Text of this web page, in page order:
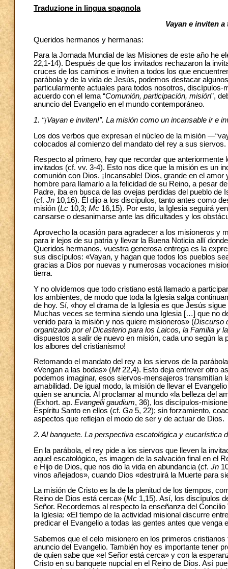
Traduzione in lingua spagnola
Vayan e inviten a
Queridos hermanos y hermanas:
Para la Jornada Mundial de las Misiones de este año he
22,1-14). Después de que los invitados rechazaron la
cruces de los caminos e inviten a todos los que
parábola y de la vida de Jesús, podemos destacar
particularmente actuales para todos nosotros,
acuerdo con el lema “Comunión, participación, misión”,
anuncio del Evangelio en el mundo contemporáneo.
1. “¡Vayan e inviten!”. La misión como un incansable ir e
Los dos verbos que expresan el núcleo de la misión
colocados al comienzo del mandato del rey a sus siervos.
Respecto al primero, hay que recordar que
invitados (cf. vv. 3-4). Esto nos dice que la misión es un
comunión con Dios. ¡Incansable! Dios, grande en el
hombre para llamarlo a la felicidad de su Reino, a pesar
Padre, iba en busca de las ovejas perdidas del pueblo
(cf. Jn 10,16). Él dijo a los discípulos, tanto antes como
misión (Lc 10,3; Mc 16,15). Por esto, la Iglesia seguirá
cansarse o desanimarse ante las dificultades y los
Aprovecho la ocasión para agradecer a los misioneros y
para ir lejos de su patria y llevar la Buena Noticia allí
Queridos hermanos, vuestra generosa entrega es la
sus discípulos: «Vayan, y hagan que todos los pueblos
gracias a Dios por nuevas y numerosas vocaciones
tierra.
Y no olvidemos que todo cristiano está llamado a
los ambientes, de modo que toda la Iglesia salga
de hoy. Sí, «hoy el drama de la Iglesia es que Jesús
Muchas veces se termina siendo una Iglesia […] que no
venido para la misión y nos quiere misioneros» (Discurso
organizado por el Dicasterio para los Laicos, la Familia y
dispuestos a salir de nuevo en misión, cada uno según
los albores del cristianismo!
Retomando el mandato del rey a los siervos de la
«Vengan a las bodas» (Mt22,4). Esto deja entrever otro
podemos imaginar, esos siervos-mensajeros transmitían
amabilidad. De igual modo, la misión de llevar el
quien se anuncia. Al proclamar al mundo «la belleza del
(Exhort. ap. Evangelii gaudium, 36), los discípulos-
Espíritu Santo en ellos (cf. Ga 5, 22); sin forzamiento,
aspectos que reflejan el modo de ser y de actuar de Dios.
2. Al banquete. La perspectiva escatológica y eucarística
En la parábola, el rey pide a los siervos que lleven la
aquel escatológico, es imagen de la salvación final en el
e Hijo de Dios, que nos dio la vida en abundancia (cf. Jn
vinos añejados», cuando Dios «destruirá la Muerte para
La misión de Cristo es la de la plenitud de los tiempos,
Reino de Dios está cerca» (Mc 1,15). Así, los discípulos
Señor. Recordemos al respecto la enseñanza del
la Iglesia: «El tiempo de la actividad misional discurre
predicar el Evangelio a todas las gentes antes que venga
Sabemos que el celo misionero en los primeros
anuncio del Evangelio. También hoy es importante tener
de quien sabe que «el Señor está cerca» y con la
Cristo en su banquete nupcial en el Reino de Dios. Así